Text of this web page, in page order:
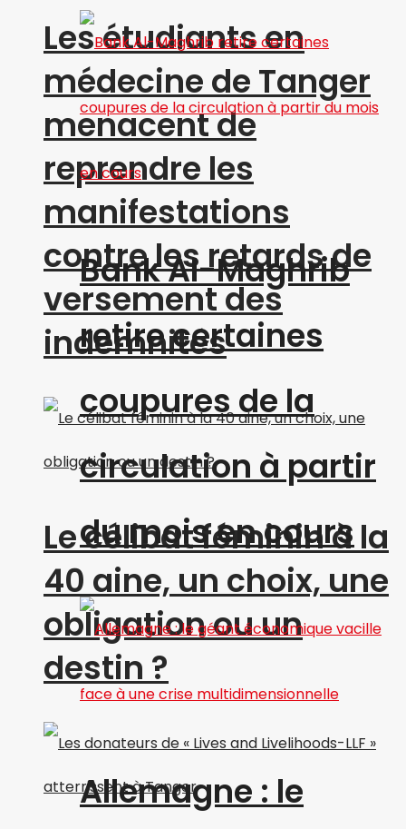
Les étudiants en
médecine de Tanger
menacent de
reprendre les
manifestations
contre les retards de
versement des
indemnités
Le célibat féminin à la
40 aine, un choix, une
obligation ou un
destin ?
Bank Al-Maghrib
retire certaines
coupures de la
circulation à partir
du mois en cours
Allemagne : le